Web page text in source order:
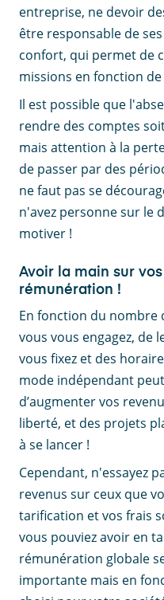
entreprise, ne devoir
être responsable de
confort, qui permet de
missions en fonction
Il est possible que
rendre des comptes
mais attention à la
de passer par des
ne faut pas se
n'avez personne sur le
motiver !
Avoir la main sur
rémunération !
En fonction du nombre
vous vous engagez, de
vous fixez et des
mode indépendant
d’augmenter vos
liberté, et des projets
à se lancer !
Cependant, n'essayez
revenus sur ceux que
tarification et vos frais
vous pouviez avoir en
rémunération globale
importante mais en